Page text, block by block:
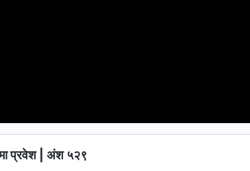
प्रवेश | अंश ५२९